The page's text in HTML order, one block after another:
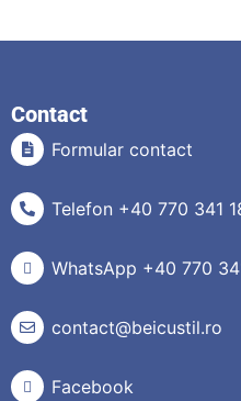
Contact
Formular contact
Telefon +40 770 341
WhatsApp +40 770
contact@beicustil.ro
Facebook